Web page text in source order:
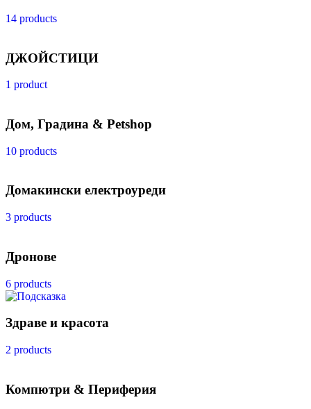
14 products
ДЖОЙСТИЦИ
1 product
Дом, Градина & Petshop
10 products
Домакински електроуреди
3 products
Дронове
6 products
Здраве и красота
2 products
Компютри & Периферия